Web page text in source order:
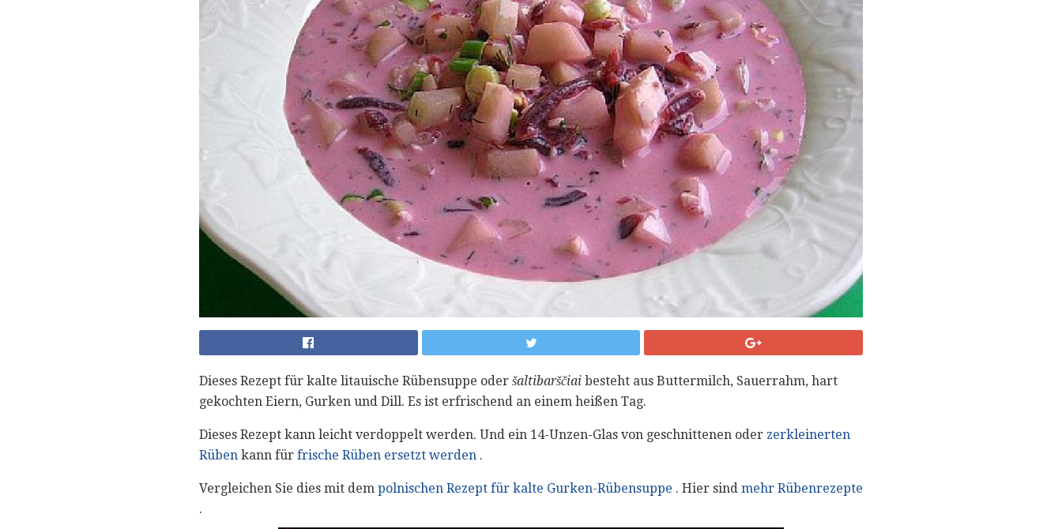
Dieses Rezept für kalte litauische Rübensuppe oder šaltibarščiai besteht aus Buttermilch, Sauerrahm, hart
gekochten Eiern, Gurken und Dill. Es ist erfrischend an einem heißen Tag.
Dieses Rezept kann leicht verdoppelt werden. Und ein 14-Unzen-Glas von geschnittenen oder zerkleinerten
Rüben kann für frische Rüben ersetzt werden .
Vergleichen Sie dies mit dem polnischen Rezept für kalte Gurken-Rübensuppe . Hier sind mehr Rübenrezepte
.